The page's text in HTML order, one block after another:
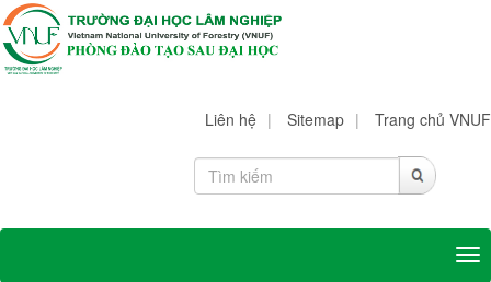
Liên hệ | Sitemap | Trang chủ VNUF